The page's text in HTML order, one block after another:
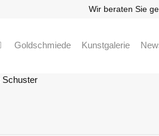
Wir beraten Sie
Goldschmiede Kunstgalerie
Schuster